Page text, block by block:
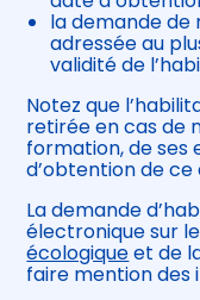
la demande
adressée au
validité de
Notez que
retirée en cas de
formation, de ses
d’obtention de
La demande
électronique sur
écologiqueet de
faire mention des